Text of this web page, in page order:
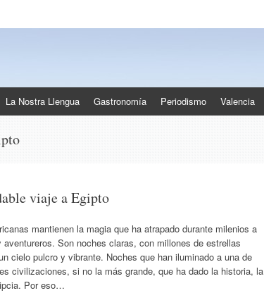
La Nostra Llengua Gastronomía Periodismo Valencia
viaje a Egipto
mantienen la magia que ha atrapado durante milenios a
aventureros. Son noches claras, con millones de estrellas
cielo pulcro y vibrante. Noches que han iluminado a una de
civilizaciones, si no la más grande, que ha dado la historia, la
Por eso…